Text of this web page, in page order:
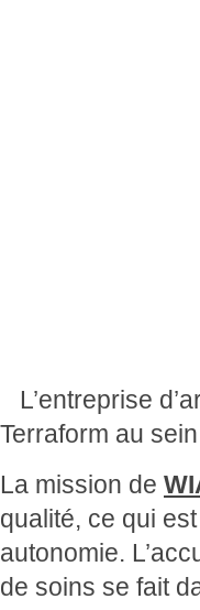
L’entreprise
Terraform au
La mission de
qualité, ce qui
autonomie.
de soins se fait